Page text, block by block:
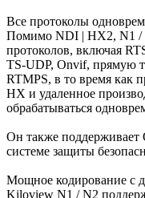
Все протоколы
Помимо NDI | HX2, N1 /
протоколов, включая
TS-UDP, Onvif, прямую
RTMPS, в то время как
HX и удаленное
обрабатываться
Он также поддерживает
системе защиты
Мощное кодирование с
Kiloview N1 / N2